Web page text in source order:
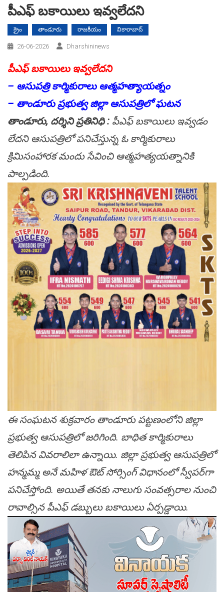
పీఎఫ్‌ బకాయిలు ఇవ్వలేదని
క్రైం తాండూరు రాజకీయం వికారాబాద్
26-06-2026 Dharshininews
పీఎఫ్‌ బకాయిలు ఇవ్వలేదని
– ఆసుపత్రి కార్మికురాలు ఆత్మహత్యాయత్నం
– తాండూరు ప్రభుత్వ జిల్లా ఆసుపత్రిలో ఘటన
తాండూరు, దర్శిని ప్రతినిధి : పీఎఫ్‌ బకాయిలు ఇవ్వడం
లేదని ఆసుపత్రిలో పనిచేస్తున్న ఓ కార్మికురాలు
క్రిమిసంహారక మందు సేవించి ఆత్మహత్యయత్నానికి
పాల్పడింది.
ఈ సంఘటన శుక్రవారం తాండూరు పట్టణంలోని జిల్లా
ప్రభుత్వ ఆసుపత్రిలో జరిగింది. బాధిత కార్మికురాలు
తెలిపిన వివరాలిలా ఉన్నాయి. జిల్లా ప్రభుత్వ ఆసుపత్రిలో
హన్మమ్మ అనే మహిళ ఔట్ సోర్సింగ్ విధానంలో స్వీపర్‌గా
పనిచేస్తోంది. అయితే తనకు నాలుగు సంవత్సరాల నుంచి
రావాల్సిన పీఎఫ్‌ డబ్బులు బకాయిలు ఏర్పడ్డాయి.